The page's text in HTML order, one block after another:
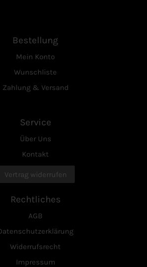
Bestellung
Mein Konto
Wunschliste
Zahlung & Versand
Service
Über Uns
Kontakt
Vertrag widerrufen
Rechtliches
AGB
Widerrufsrecht
Impressum